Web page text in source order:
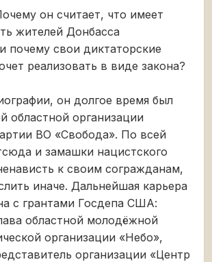
он считает, что имеет
жителей Донбасса
почему свои диктаторские
реализовать в виде закона?
он долгое время был
областной организации
ВО «Свобода». По всей
и замашки нацистского
к своим согражданам,
иначе. Дальнейшая карьера
с грантами Госдепа США:
областной молодёжной
организации «Небо»,
организации «Центр